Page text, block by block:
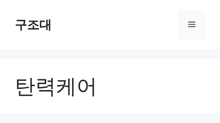
구조대 메
탄력케어